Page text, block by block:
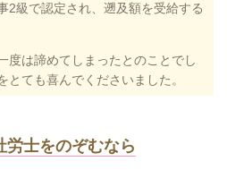
2級で認定され、遡及額を受給する
度は諦めてしまったとのことでし
とても喜んでくださいました。
労士をのぞむなら